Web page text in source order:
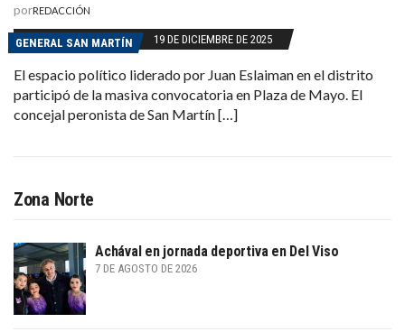
porREDACCIÓN
GENERAL SAN MARTÍN 19 DE DICIEMBRE DE 2025
El espacio político liderado por Juan Eslaiman en el distrito
participó de la masiva convocatoria en Plaza de Mayo. El
concejal peronista de San Martín […]
Zona Norte
Achával en jornada deportiva en Del Viso
7 DE AGOSTO DE 2026